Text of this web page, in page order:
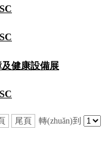
健康設備展
尾頁 轉(zhuǎn)到